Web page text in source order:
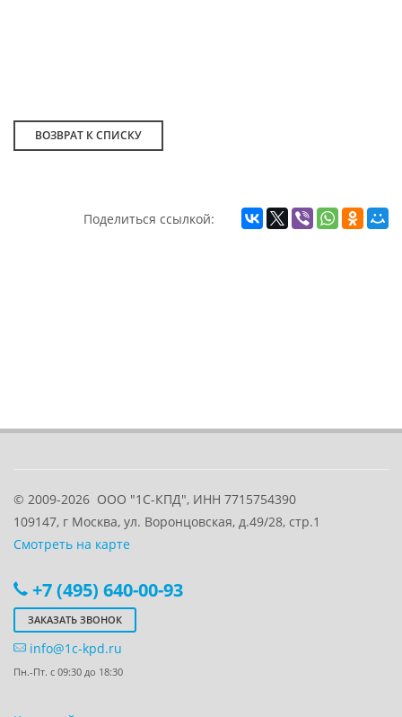
ВОЗВРАТ К СПИСКУ
Поделиться ссылкой:
© 2009-2026 ООО "1С-КПД", ИНН 7715754390
109147, г Москва, ул. Воронцовская, д.49/28, стр.1
Смотреть на карте
+7 (495) 640-00-93
ЗАКАЗАТЬ ЗВОНОК
info@1c-kpd.ru
Пн.-Пт. с 09:30 до 18:30